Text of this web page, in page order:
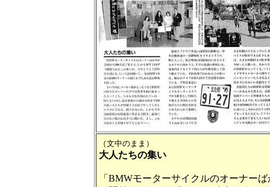
（文中のまま）
大人たちの集い
「 BMWモーターサイクルのオーナー